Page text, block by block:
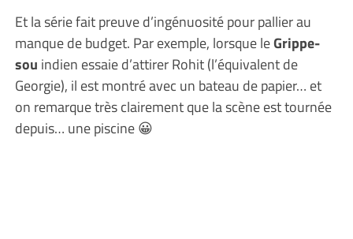
Et la série fait preuve d’ingénuosité pour pallier au
manque de budget. Par exemple, lorsque leGrippe-
sou indien essaie d’attirer Rohit (l’équivalent de
Georgie), il est montré avec un bateau de papier… et
on remarque très clairement que la scène est tournée
depuis… une piscine 😀